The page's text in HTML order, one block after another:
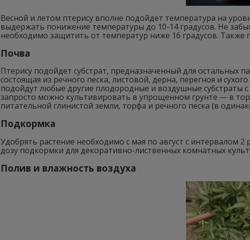
Весной и летом птерису вполне подойдет температура на
выдержать понижение температуры до 10-14 градусов. Не
необходимо защитить от температур ниже 16 градусов. Также
Почва
Птерису подойдет субстрат, предназначенный для остальных
состоящая из речного песка, листовой, дерна, перегноя и
подойдут любые другие плодородные и воздушные субстраты
запросто можно культивировать в упрощенном грунте — в
питательной глинистой земли, торфа и речного песка (в
Подкормка
Удобрять растение необходимо с мая по август с интервалом
дозу подкормки для декоративно-лиственных комнатных
Полив и влажность воздуха